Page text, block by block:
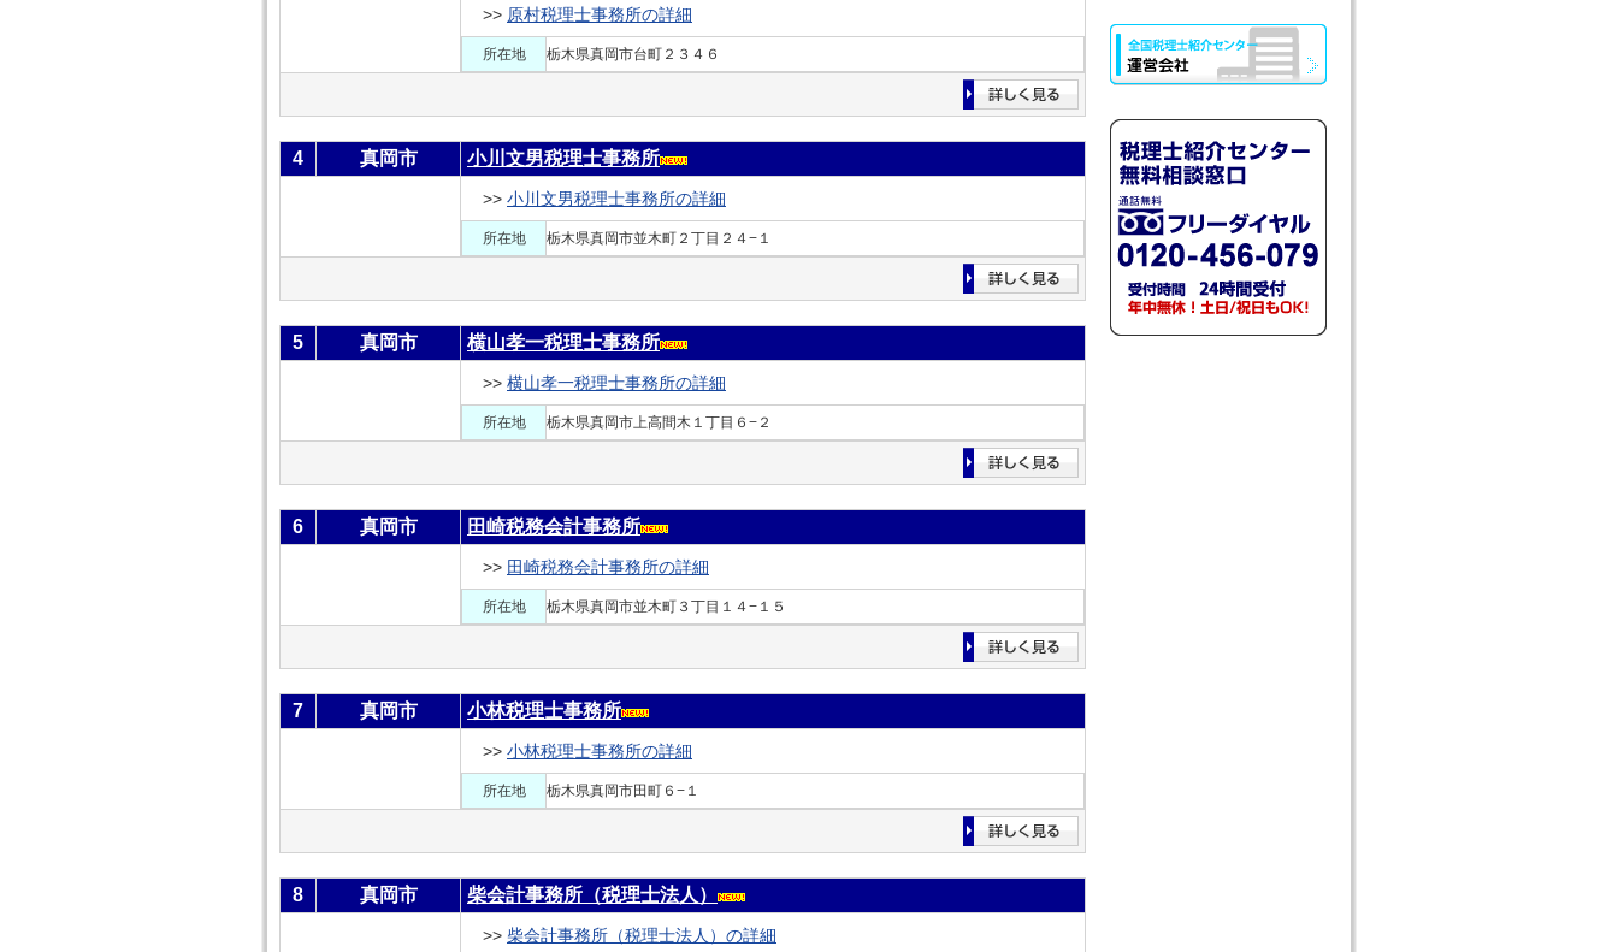
>> 原村税理士事務所の詳細
所在地 栃木県真岡市台町２３４６
4 真岡市 小川文男税理士事務所
>> 小川文男税理士事務所の詳細
所在地 栃木県真岡市並木町２丁目２４−１
5 真岡市 横山孝一税理士事務所
>> 横山孝一税理士事務所の詳細
所在地 栃木県真岡市上高間木１丁目６−２
6 真岡市 田崎税務会計事務所
>> 田崎税務会計事務所の詳細
所在地 栃木県真岡市並木町３丁目１４−１５
7 真岡市 小林税理士事務所
>> 小林税理士事務所の詳細
所在地 栃木県真岡市田町６−１
8 真岡市 柴会計事務所（税理士法人）
>> 柴会計事務所（税理士法人）の詳細